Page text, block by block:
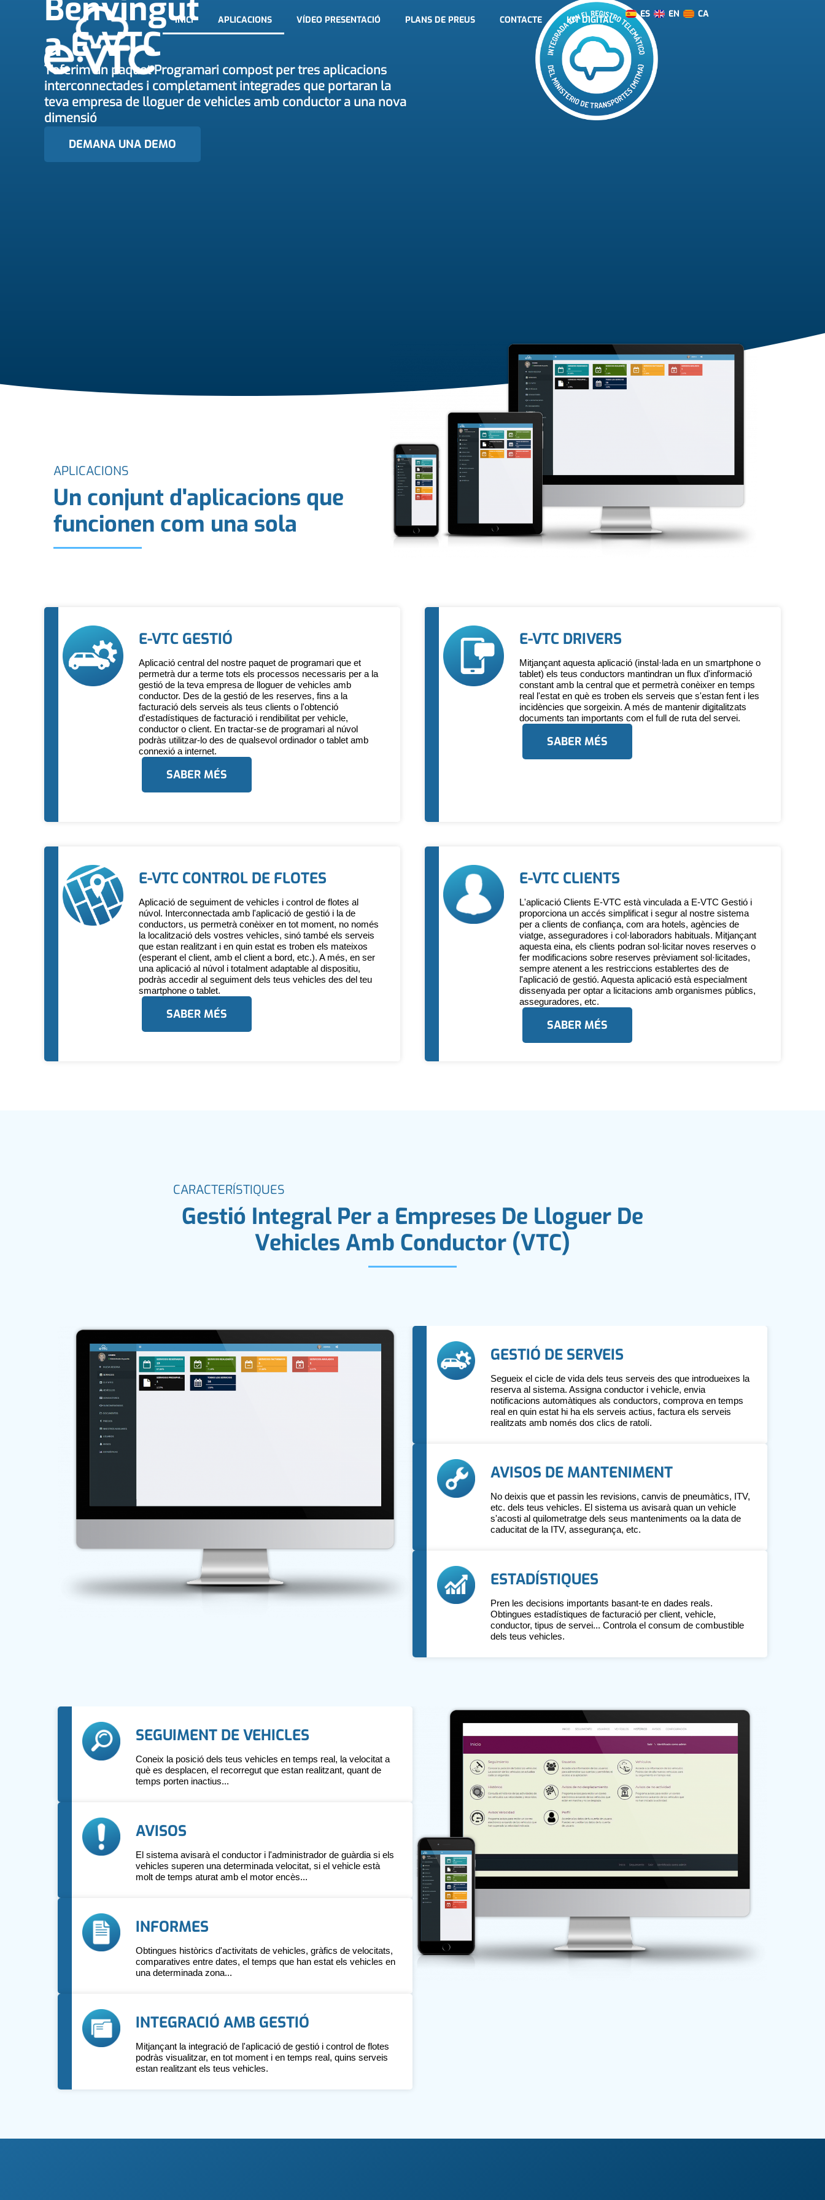
INICI APLICACIONS VÍDEO PRESENTACIÓ PLANS DE PREUS CONTACTE KIT DIGITAL
ES EN CA
Benvingut
a E-VTC
T'oferim un paquet Programari compost per tres aplicacions
interconnectades i completament integrades que portaran la
teva empresa de lloguer de vehicles amb conductor a una nova
dimensió
DEMANA UNA DEMO
APLICACIONS
Un conjunt d'aplicacions que
funcionen com una sola
E-VTC GESTIÓ
Aplicació central del nostre paquet de programari que et
permetrà dur a terme tots els processos necessaris per a la
gestió de la teva empresa de lloguer de vehicles amb
conductor. Des de la gestió de les reserves, fins a la
facturació dels serveis als teus clients o l'obtenció
d'estadístiques de facturació i rendibilitat per vehicle,
conductor o client. En tractar-se de programari al núvol
podràs utilitzar-lo des de qualsevol ordinador o tablet amb
connexió a internet.
SABER MÉS
E-VTC DRIVERS
Mitjançant aquesta aplicació (instal·lada en un smartphone o
tablet) els teus conductors mantindran un flux d'informació
constant amb la central que et permetrà conèixer en temps
real l'estat en què es troben els serveis que s'estan fent i les
incidències que sorgeixin. A més de mantenir digitalitzats
documents tan importants com el full de ruta del servei.
SABER MÉS
E-VTC CONTROL DE FLOTES
Aplicació de seguiment de vehicles i control de flotes al
núvol. Interconnectada amb l'aplicació de gestió i la de
conductors, us permetrà conèixer en tot moment, no només
la localització dels vostres vehicles, sinó també els serveis
que estan realitzant i en quin estat es troben els mateixos
(esperant el client, amb el client a bord, etc.). A més, en ser
una aplicació al núvol i totalment adaptable al dispositiu,
podràs accedir al seguiment dels teus vehicles des del teu
smartphone o tablet.
SABER MÉS
E-VTC CLIENTS
L'aplicació Clients E-VTC està vinculada a E-VTC Gestió i
proporciona un accés simplificat i segur al nostre sistema
per a clients de confiança, com ara hotels, agències de
viatge, asseguradores i col·laboradors habituals. Mitjançant
aquesta eina, els clients podran sol·licitar noves reserves o
fer modificacions sobre reserves prèviament sol·licitades,
sempre atenent a les restriccions establertes des de
l'aplicació de gestió. Aquesta aplicació està especialment
dissenyada per optar a licitacions amb organismes públics,
asseguradores, etc.
SABER MÉS
CARACTERÍSTIQUES
Gestió Integral Per a Empreses De Lloguer De
Vehicles Amb Conductor (VTC)
GESTIÓ DE SERVEIS
Segueix el cicle de vida dels teus serveis des que introdueixes la
reserva al sistema. Assigna conductor i vehicle, envia
notificacions automàtiques als conductors, comprova en temps
real en quin estat hi ha els serveis actius, factura els serveis
realitzats amb només dos clics de ratolí.
AVISOS DE MANTENIMENT
No deixis que et passin les revisions, canvis de pneumàtics, ITV,
etc. dels teus vehicles. El sistema us avisarà quan un vehicle
s'acosti al quilometratge dels seus manteniments oa la data de
caducitat de la ITV, assegurança, etc.
ESTADÍSTIQUES
Pren les decisions importants basant-te en dades reals.
Obtingues estadístiques de facturació per client, vehicle,
conductor, tipus de servei... Controla el consum de combustible
dels teus vehicles.
SEGUIMENT DE VEHICLES
Coneix la posició dels teus vehicles en temps real, la velocitat a
què es desplacen, el recorregut que estan realitzant, quant de
temps porten inactius...
AVISOS
El sistema avisarà el conductor i l'administrador de guàrdia si els
vehicles superen una determinada velocitat, si el vehicle està
molt de temps aturat amb el motor encès...
INFORMES
Obtingues històrics d'activitats de vehicles, gràfics de velocitats,
comparatives entre dates, el temps que han estat els vehicles en
una determinada zona...
INTEGRACIÓ AMB GESTIÓ
Mitjançant la integració de l'aplicació de gestió i control de flotes
podràs visualitzar, en tot moment i en temps real, quins serveis
estan realitzant els teus vehicles.